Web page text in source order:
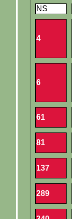
NS
4
6
61
81
137
289